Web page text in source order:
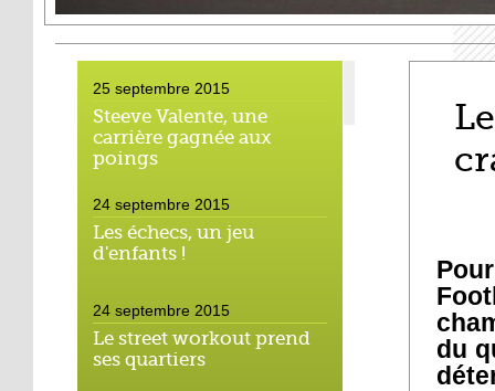
25 septembre 2015
Steeve Valente, une
carrière gagnée aux
poings
24 septembre 2015
Les échecs, un jeu
d'enfants !
24 septembre 2015
Le street workout prend
ses quartiers
du